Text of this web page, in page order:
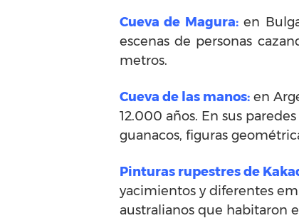
Cueva de Magura:en
escenas de personas
metros.
Cueva de las manos: en
12.000 años. En sus
guanacos, figuras
Pinturas rupestres de
yacimientos y diferentes
australianos que habitaron